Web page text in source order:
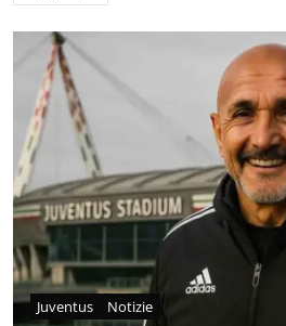
Juventus Notizie